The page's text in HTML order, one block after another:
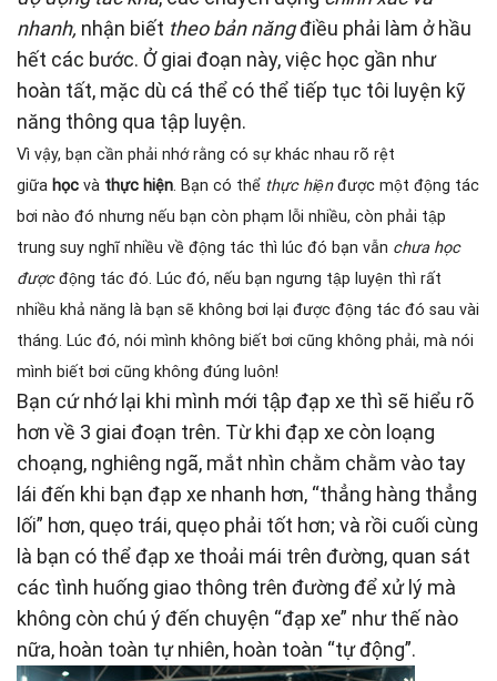
nhanh, nhận biết theo bản năngđiều phải làm ở hầu
hết các bước. Ở giai đoạn này, việc học gần như
hoàn tất, mặc dù cá thể có thể tiếp tục tôi luyện kỹ
năng thông qua tập luyện.
Vì vậy, bạn cần phải nhớ rằng có sự khác nhau rõ rệt
giữa học và thực hiện. Bạn có thể thực hiệnđược một động tác
bơi nào đó nhưng nếu bạn còn phạm lỗi nhiều, còn phải tập
trung suy nghĩ nhiều về động tác thì lúc đó bạn vẫn chưa học
đượcđộng tác đó. Lúc đó, nếu bạn ngưng tập luyện thì rất
nhiều khả năng là bạn sẽ không bơi lại được động tác đó sau vài
tháng. Lúc đó, nói mình không biết bơi cũng không phải, mà nói
mình biết bơi cũng không đúng luôn!
Bạn cứ nhớ lại khi mình mới tập đạp xe thì sẽ hiểu rõ
hơn về 3 giai đoạn trên. Từ khi đạp xe còn loạng
choạng, nghiêng ngã, mắt nhìn chằm chằm vào tay
lái đến khi bạn đạp xe nhanh hơn, “thẳng hàng thẳng
lối” hơn, quẹo trái, quẹo phải tốt hơn; và rồi cuối cùng
là bạn có thể đạp xe thoải mái trên đường, quan sát
các tình huống giao thông trên đường để xử lý mà
không còn chú ý đến chuyện “đạp xe” như thế nào
nữa, hoàn toàn tự nhiên, hoàn toàn “tự động”.